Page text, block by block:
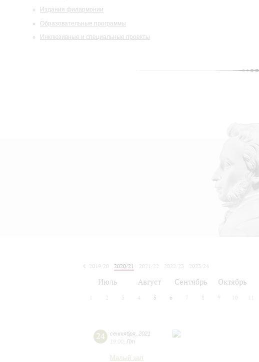
Издания филармонии
Образовательные программы
Инклюзивные и специальные проекты
2019/20
2020/21 2021/22 2022/23
2023/24
Июль Август Сентябрь Октябрь
2 3 4 5 6 7 8 9 10
24 сентября 2021
19:00 Пт
Малый зал